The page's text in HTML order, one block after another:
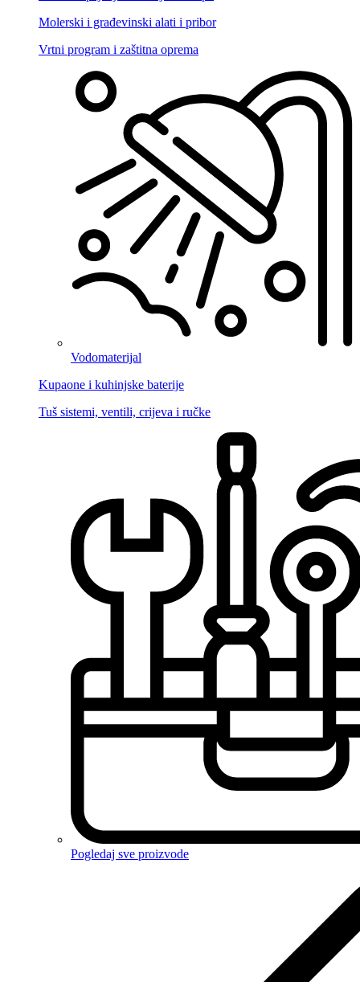
Molerski i građevinski alati i pribor
Vrtni program i zaštitna oprema
Vodomaterijal
Kupaone i kuhinjske baterije
Tuš sistemi, ventili, crijeva i ručke
Pogledaj sve proizvode